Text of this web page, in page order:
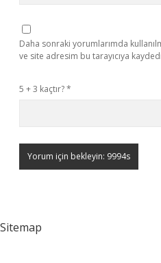
Daha sonraki yorumlarımda
ve site adresim bu tarayıcıya
5 + 3 kaçtır?*
Sitemap